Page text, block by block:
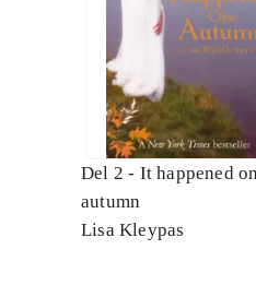
Del 2 - It happened
autumn
Lisa Kleypas